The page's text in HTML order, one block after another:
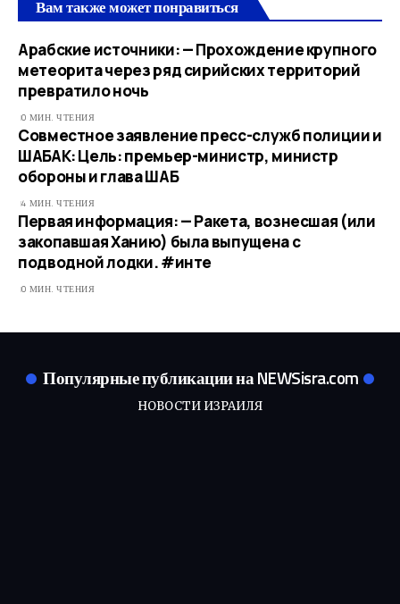
Вам также может понравиться
Арабские источники: — Прохождение крупного
метеорита через ряд сирийских территорий
превратило ночь
0 МИН. ЧТЕНИЯ
Совместное заявление пресс-служб полиции и
ШАБАК: Цель: премьер-министр, министр
обороны и глава ШАБ
4 МИН. ЧТЕНИЯ
Первая информация: — Ракета, вознесшая (или
закопавшая Ханию) была выпущена с
подводной лодки. #инте
0 МИН. ЧТЕНИЯ
Популярные публикации на NEWSisra.com
НОВОСТИ ИЗРАИЛЯ